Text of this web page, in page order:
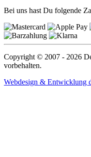
Bei uns hast Du folgende
Copyright © 2007 - 2026
vorbehalten.
Webdesign & Entwicklung